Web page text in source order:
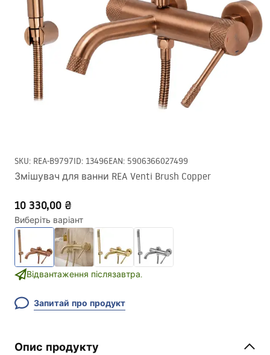
SKU: REA-B9797ID: 13496EAN: 5906366027499
Змішувач для ванни REA Venti Brush Copper
10 330,00 ₴
Виберіть варіант
Відвантаження післязавтра.
Запитай про продукт
Опис продукту